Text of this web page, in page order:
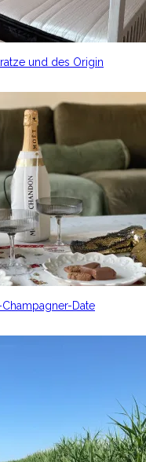
und des Origin
Date